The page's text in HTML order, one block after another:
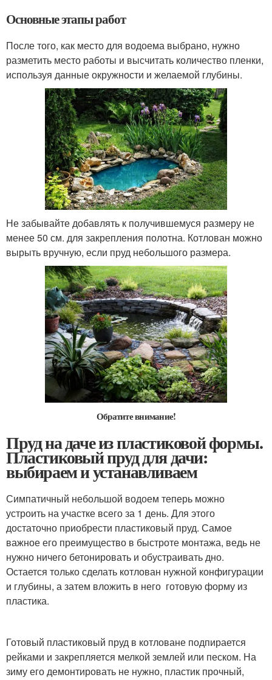
Основные этапы работ
После того, как место для водоема выбрано, нужно
разметить место работы и высчитать количество пленки,
используя данные окружности и желаемой глубины.
Не забывайте добавлять к получившемуся размеру не
менее 50 см. для закрепления полотна. Котлован можно
вырыть вручную, если пруд небольшого размера.
Обратите внимание!
Пруд на даче из пластиковой формы.
Пластиковый пруд для дачи:
выбираем и устанавливаем
Симпатичный небольшой водоем теперь можно
устроить на участке всего за 1 день. Для этого
достаточно приобрести пластиковый пруд. Самое
важное его преимущество в быстроте монтажа, ведь не
нужно ничего бетонировать и обустраивать дно.
Остается только сделать котлован нужной конфигурации
и глубины, а затем вложить в него готовую форму из
пластика.
Готовый пластиковый пруд в котловане подпирается
рейками и закрепляется мелкой землей или песком. На
зиму его демонтировать не нужно, пластик прочный,